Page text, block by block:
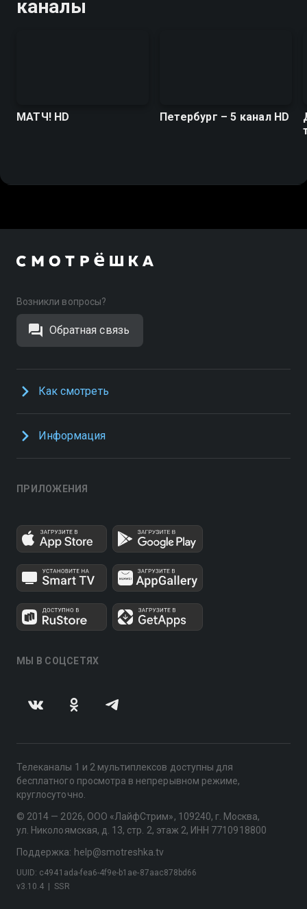
каналы
МАТЧ! HD Петербург – 5 канал HD
Возникли вопросы?
Обратная связь
Как смотреть
Информация
ПРИЛОЖЕНИЯ
МЫ В СОЦСЕТЯХ
Телеканалы 1 и 2 мультиплексов доступны для
бесплатного просмотра в непрерывном режиме,
круглосуточно.
© 2014 — 2026, ООО «ЛайфСтрим», 109240, г. Москва,
ул. Николоямская, д. 13, стр. 2, этаж 2, ИНН 7710918800
Поддержка: help@smotreshka.tv
v3.10.4 SSR
UUID: c4941ada-fea6-4f9e-b1ae-87aac878bd66